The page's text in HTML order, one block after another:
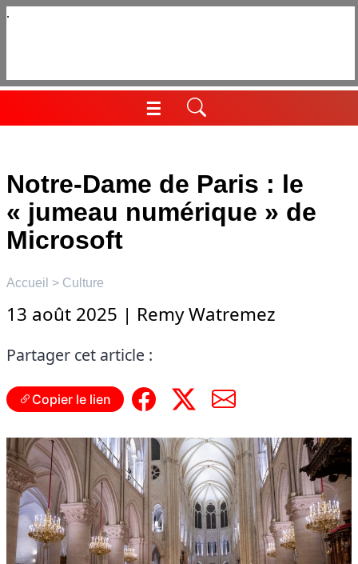
Aller
☰
Menu
Notre-Dame de Paris : le
« jumeau numérique » de
Microsoft
Accueil > Culture
13 août 2025 | Remy Watremez
Partager cet article :
Copier le lien